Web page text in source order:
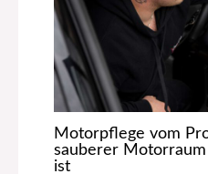
Motorpflege vom
sauberer
ist